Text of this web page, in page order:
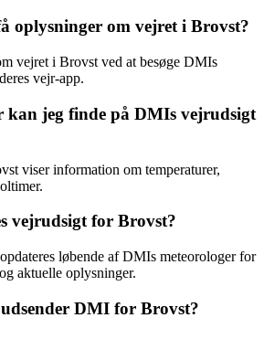
oplysninger om vejret i Brovst?
vejret i Brovst ved at besøge DMIs
vejr-app.
kan jeg finde på DMIs vejrudsigt
viser information om temperaturer,
vejrudsigt for Brovst?
løbende af DMIs meteorologer for
aktuelle oplysninger.
DMI for Brovst?